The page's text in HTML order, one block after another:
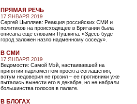
ПРЯМАЯ РЕЧЬ
17 ЯНВАРЯ 2019
Сергей Цыпляев: Реакция российских СМИ и
политиков на происходящее в Британии была
описана ещё словами Пушкина: «Здесь будет
город заложен назло надменному соседу».
В СМИ
17 ЯНВАРЯ 2019
Ведомости: Самой Мэй, настаивавшей на
принятии парламентом проекта соглашения,
вотум недоверия не грозил – ее противники уже
пытались вынести его в декабре, но не набрали
большинства голосов в палате.
В БЛОГАХ